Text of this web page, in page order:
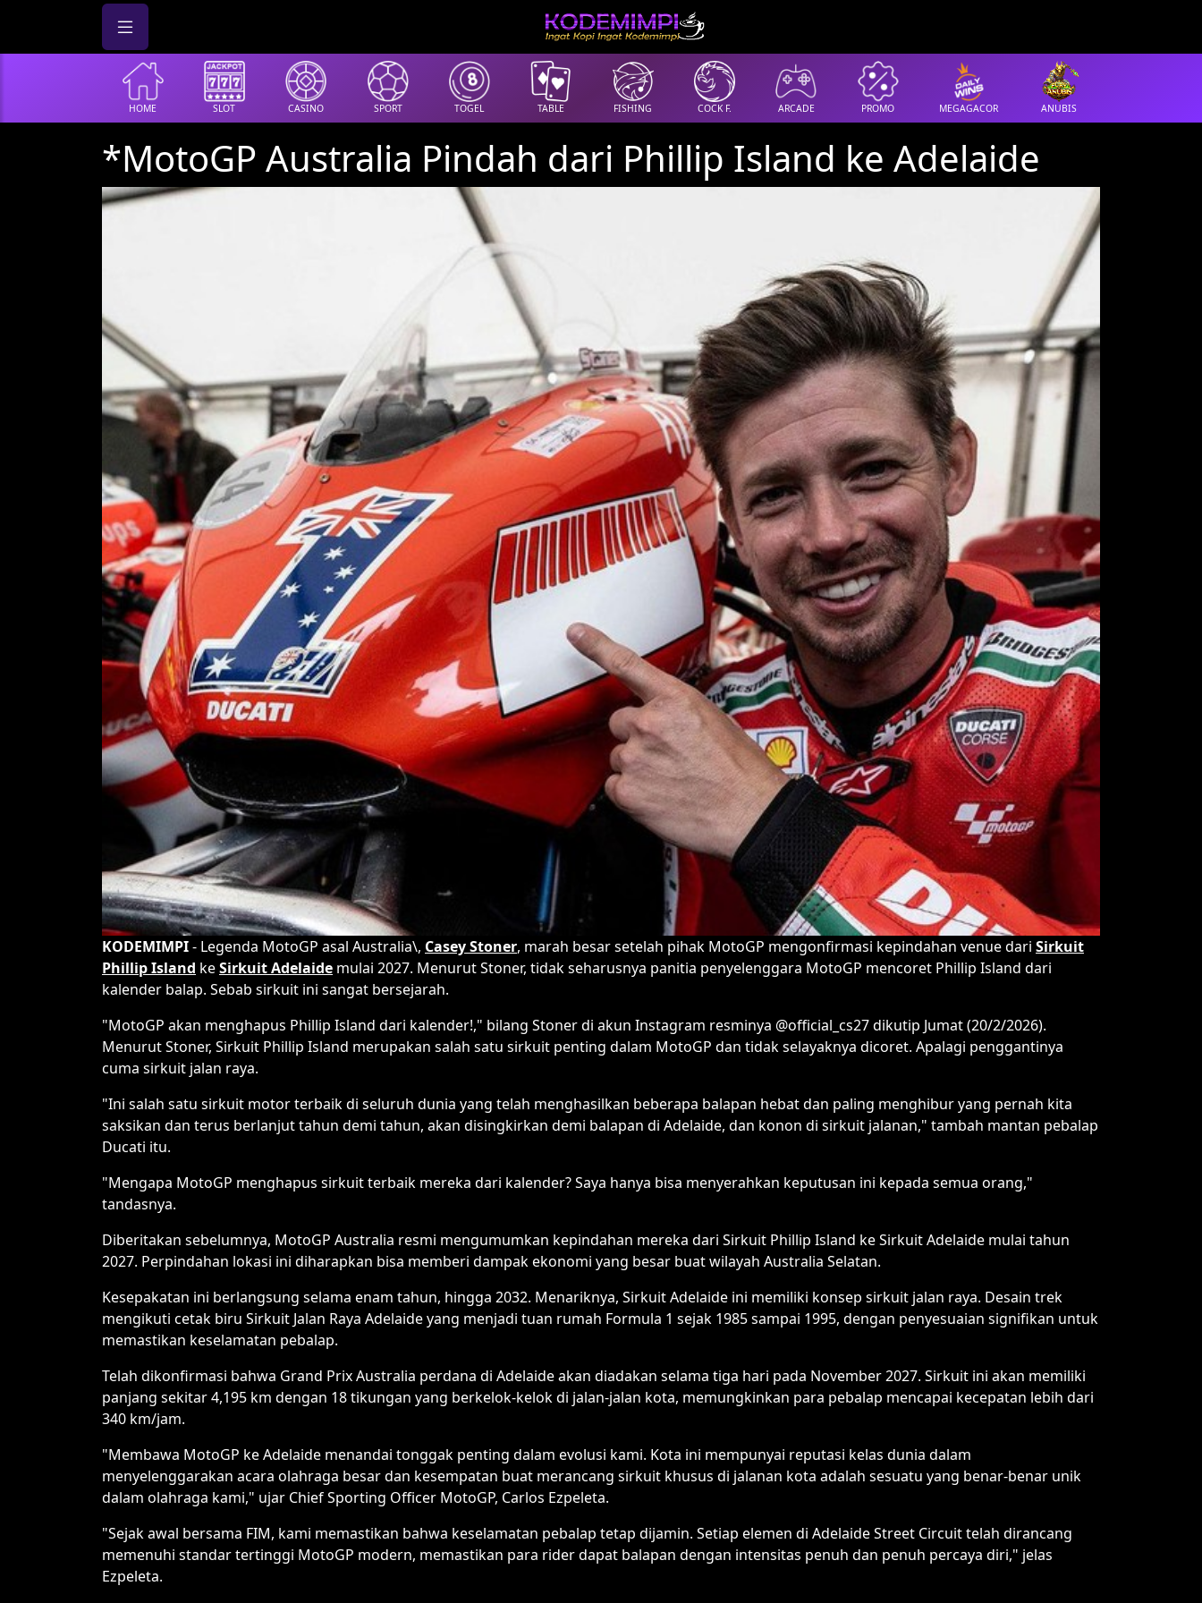
HOME SLOT CASINO SPORT TOGEL TABLE FISHING COCK F. ARCADE PROMO MEGAGACOR ANUBIS
*MotoGP Australia Pindah dari Phillip Island ke Adelaide
KODEMIMPI- Legenda MotoGP asal Australia\, Casey Stoner, marah besar setelah pihak MotoGP mengonfirmasi kepindahan venue dari Sirkuit
Phillip Island keSirkuit Adelaide mulai 2027. Menurut Stoner, tidak seharusnya panitia penyelenggara MotoGP mencoret Phillip Island dari
kalender balap. Sebab sirkuit ini sangat bersejarah.
"MotoGP akan menghapus Phillip Island dari kalender!," bilang Stoner di akun Instagram resminya @official_cs27 dikutip Jumat (20/2/2026).
Menurut Stoner, Sirkuit Phillip Island merupakan salah satu sirkuit penting dalam MotoGP dan tidak selayaknya dicoret. Apalagi penggantinya
cuma sirkuit jalan raya.
"Ini salah satu sirkuit motor terbaik di seluruh dunia yang telah menghasilkan beberapa balapan hebat dan paling menghibur yang pernah kita
saksikan dan terus berlanjut tahun demi tahun, akan disingkirkan demi balapan di Adelaide, dan konon di sirkuit jalanan," tambah mantan pebalap
Ducati itu.
"Mengapa MotoGP menghapus sirkuit terbaik mereka dari kalender? Saya hanya bisa menyerahkan keputusan ini kepada semua orang,"
tandasnya.
Diberitakan sebelumnya, MotoGP Australia resmi mengumumkan kepindahan mereka dari Sirkuit Phillip Island ke Sirkuit Adelaide mulai tahun
2027. Perpindahan lokasi ini diharapkan bisa memberi dampak ekonomi yang besar buat wilayah Australia Selatan.
Kesepakatan ini berlangsung selama enam tahun, hingga 2032. Menariknya, Sirkuit Adelaide ini memiliki konsep sirkuit jalan raya. Desain trek
mengikuti cetak biru Sirkuit Jalan Raya Adelaide yang menjadi tuan rumah Formula 1 sejak 1985 sampai 1995, dengan penyesuaian signifikan untuk
memastikan keselamatan pebalap.
Telah dikonfirmasi bahwa Grand Prix Australia perdana di Adelaide akan diadakan selama tiga hari pada November 2027. Sirkuit ini akan memiliki
panjang sekitar 4,195 km dengan 18 tikungan yang berkelok-kelok di jalan-jalan kota, memungkinkan para pebalap mencapai kecepatan lebih dari
340 km/jam.
"Membawa MotoGP ke Adelaide menandai tonggak penting dalam evolusi kami. Kota ini mempunyai reputasi kelas dunia dalam
menyelenggarakan acara olahraga besar dan kesempatan buat merancang sirkuit khusus di jalanan kota adalah sesuatu yang benar-benar unik
dalam olahraga kami," ujar Chief Sporting Officer MotoGP, Carlos Ezpeleta.
"Sejak awal bersama FIM, kami memastikan bahwa keselamatan pebalap tetap dijamin. Setiap elemen di Adelaide Street Circuit telah dirancang
memenuhi standar tertinggi MotoGP modern, memastikan para rider dapat balapan dengan intensitas penuh dan penuh percaya diri," jelas
Ezpeleta.